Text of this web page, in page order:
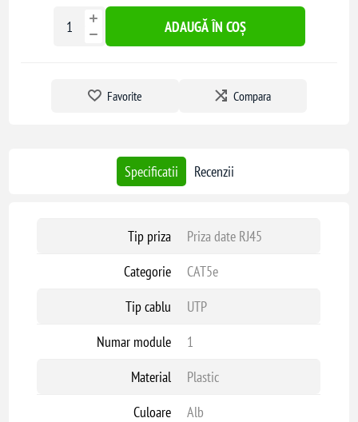
ADAUGĂ ÎN COȘ
Favorite Compara
Specificatii Recenzii
Tip priza
Priza date RJ45
Categorie
CAT5e
Tip cablu
UTP
Numar module
1
Material
Plastic
Culoare
Alb